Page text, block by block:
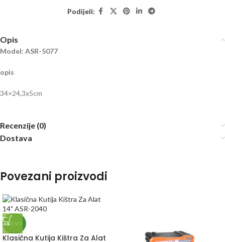
Podijeli:
Opis
Model: ASR-5077
opis
34×24,3x5cm
Recenzije (0)
Dostava
Povezani proizvodi
NOVO
Klasična Kutija Kištra Za Alat